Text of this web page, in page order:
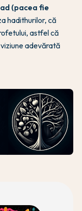
(pacea fie
hadithurilor, că
astfel că
adevărată